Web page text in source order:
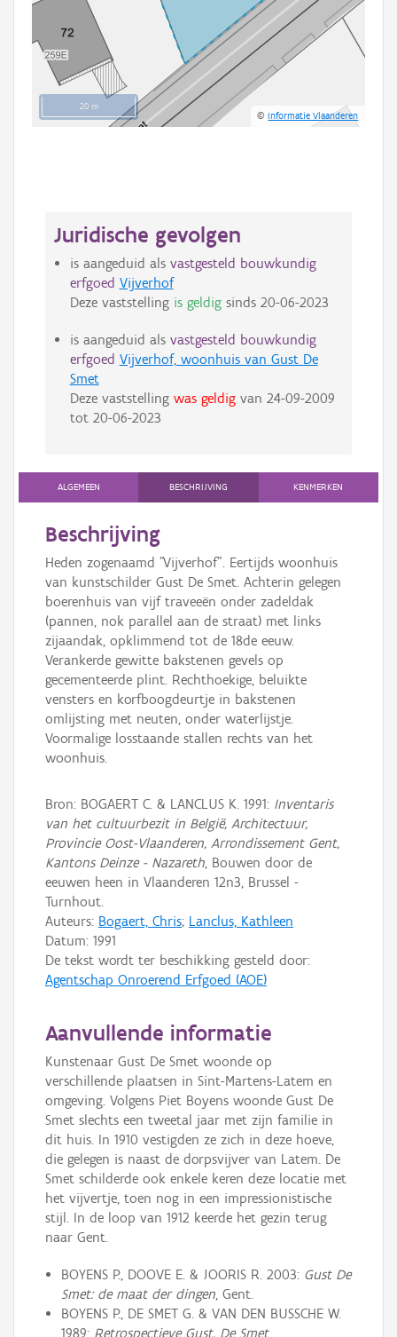
20 m
©Informatie Vlaanderen
Juridische gevolgen
is aangeduid als vastgesteld bouwkundig
erfgoed Vijverhof
Deze vaststelling is geldigsinds 20-06-2023
is aangeduid als vastgesteld bouwkundig
erfgoed Vijverhof, woonhuis van Gust De
Smet
Deze vaststelling was geldigvan 24-09-2009
tot 20-06-2023
ALGEMEEN BESCHRIJVING KENMERKEN
Beschrijving
Heden zogenaamd "Vijverhof". Eertijds woonhuis
van kunstschilder Gust De Smet. Achterin gelegen
boerenhuis van vijf traveeën onder zadeldak
(pannen, nok parallel aan de straat) met links
zijaandak, opklimmend tot de 18de eeuw.
Verankerde gewitte bakstenen gevels op
gecementeerde plint. Rechthoekige, beluikte
vensters en korfboogdeurtje in bakstenen
omlijsting met neuten, onder waterlijstje.
Voormalige losstaande stallen rechts van het
woonhuis.
Bron: BOGAERT C. & LANCLUS K. 1991: Inventaris
van het cultuurbezit in België, Architectuur,
Provincie Oost-Vlaanderen, Arrondissement Gent,
Kantons Deinze - Nazareth, Bouwen door de
eeuwen heen in Vlaanderen 12n3, Brussel -
Turnhout.
Auteurs: Bogaert, Chris; Lanclus, Kathleen
Datum: 1991
De tekst wordt ter beschikking gesteld door:
Agentschap Onroerend Erfgoed (AOE)
Aanvullende informatie
Kunstenaar Gust De Smet woonde op
verschillende plaatsen in Sint-Martens-Latem en
omgeving. Volgens Piet Boyens woonde Gust De
Smet slechts een tweetal jaar met zijn familie in
dit huis. In 1910 vestigden ze zich in deze hoeve,
die gelegen is naast de dorpsvijver van Latem. De
Smet schilderde ook enkele keren deze locatie met
het vijvertje, toen nog in een impressionistische
stijl. In de loop van 1912 keerde het gezin terug
naar Gent.
BOYENS P., DOOVE E. & JOORIS R. 2003: Gust De
Smet: de maat der dingen, Gent.
BOYENS P., DE SMET G. & VAN DEN BUSSCHE W.
1989: Retrospectieve Gust. De Smet